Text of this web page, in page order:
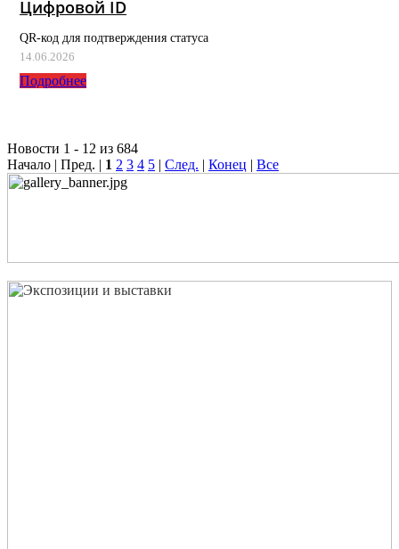
Цифровой ID
QR-код для подтверждения статуса
14.06.2026
Подробнее
Новости 1 - 12 из 684
Начало | Пред. | 1 2 3 4 5 | След. | Конец | Все